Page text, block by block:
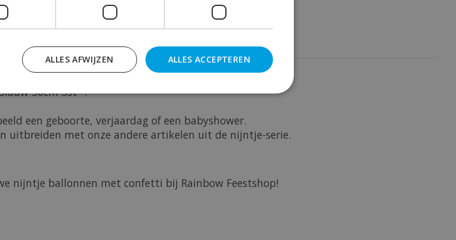
30cm 5st ''.
een geboorte, verjaardag of een babyshower.
uitbreiden met onze andere artikelen uit de nijntje-serie.
nijntje ballonnen met confetti bij Rainbow Feestshop!
ALLES ACCEPTEREN
ALLES AFWIJZEN